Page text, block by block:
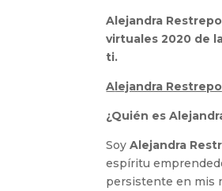
Alejandra
virtuales 2020 de
ti.
Alejandra
¿Quién es
SoyAlejandra
espíritu
persistente en mis